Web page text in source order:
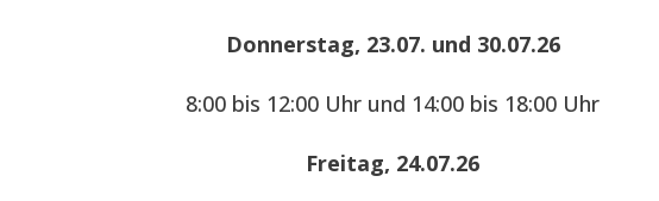
Donnerstag, 23.07. und 30.07.26
8:00 bis 12:00 Uhr und 14:00 bis 18:00 Uhr
Freitag, 24.07.26